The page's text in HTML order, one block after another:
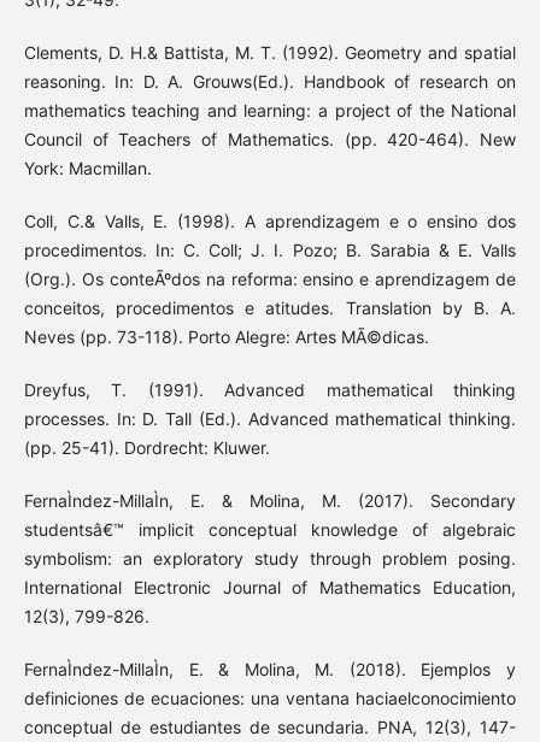
Clements, D. H.& Battista, M. T. (1992). Geometry and spatial
reasoning. In: D. A. Grouws(Ed.). Handbook of research on
mathematics teaching and learning: a project of the National
Council of Teachers of Mathematics. (pp. 420-464). New
York: Macmillan.
Coll, C.& Valls, E. (1998). A aprendizagem e o ensino dos
procedimentos. In: C. Coll; J. I. Pozo; B. Sarabia & E. Valls
(Org.). Os conteÃºdos na reforma: ensino e aprendizagem de
conceitos, procedimentos e atitudes. Translation by B. A.
Neves (pp. 73-118). Porto Alegre: Artes MÃ©dicas.
Dreyfus, T. (1991). Advanced mathematical thinking
processes. In: D. Tall (Ed.). Advanced mathematical thinking.
(pp. 25-41). Dordrecht: Kluwer.
FernaÌndez-MillaÌn, E. & Molina, M. (2017). Secondary
studentsâ€™ implicit conceptual knowledge of algebraic
symbolism: an exploratory study through problem posing.
International Electronic Journal of Mathematics Education,
12(3), 799-826.
FernaÌndez-MillaÌn, E. & Molina, M. (2018). Ejemplos y
definiciones de ecuaciones: una ventana haciaelconocimiento
conceptual de estudiantes de secundaria. PNA, 12(3), 147-